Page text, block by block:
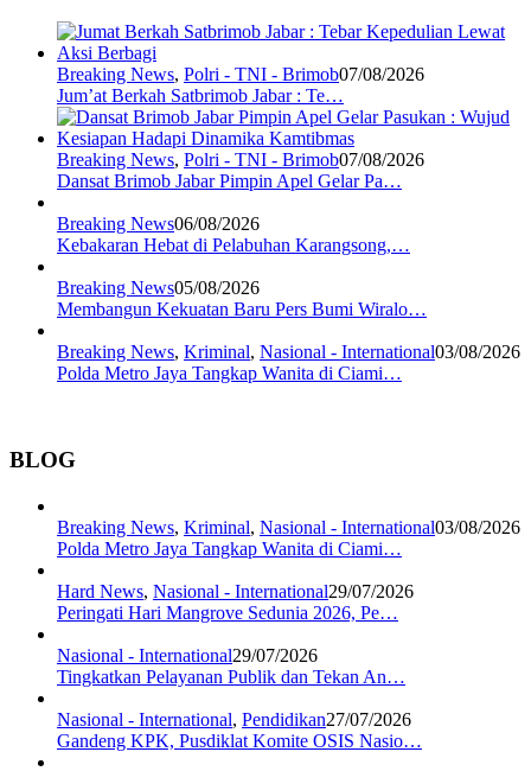
Breaking News, Polri - TNI - Brimob07/08/2026
Jum’at Berkah Satbrimob Jabar : Te…
Breaking News, Polri - TNI - Brimob07/08/2026
Dansat Brimob Jabar Pimpin Apel Gelar Pa…
Breaking News06/08/2026
Kebakaran Hebat di Pelabuhan Karangsong,…
Breaking News05/08/2026
Membangun Kekuatan Baru Pers Bumi Wiralo…
Breaking News, Kriminal, Nasional - International03/08/2026
Polda Metro Jaya Tangkap Wanita di Ciami…
BLOG
Breaking News, Kriminal, Nasional - International03/08/2026
Polda Metro Jaya Tangkap Wanita di Ciami…
Hard News, Nasional - International29/07/2026
Peringati Hari Mangrove Sedunia 2026, Pe…
Nasional - International29/07/2026
Tingkatkan Pelayanan Publik dan Tekan An…
Nasional - International, Pendidikan27/07/2026
Gandeng KPK, Pusdiklat Komite OSIS Nasio…